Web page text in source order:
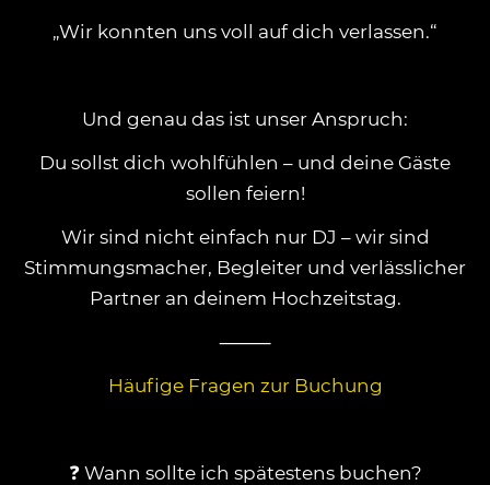
„Wir konnten uns voll auf dich verlassen.“
Und genau das ist unser Anspruch:
Du sollst dich wohlfühlen – und deine Gäste
sollen feiern!
Wir sind nicht einfach nur DJ – wir sind
Stimmungsmacher, Begleiter und verlässlicher
Partner an deinem Hochzeitstag.
⸻
Häufige Fragen zur Buchung
❓ Wann sollte ich spätestens buchen?